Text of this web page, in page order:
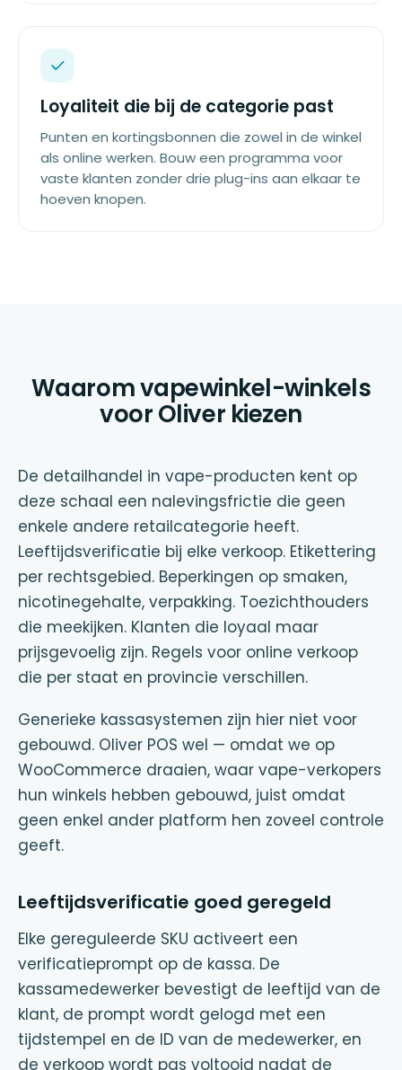
Loyaliteit die bij de categorie past
Punten en kortingsbonnen die zowel in de winkel
als online werken. Bouw een programma voor
vaste klanten zonder drie plug-ins aan elkaar te
hoeven knopen.
Waarom vapewinkel-winkels
voor Oliver kiezen
De detailhandel in vape-producten kent op
deze schaal een nalevingsfrictie die geen
enkele andere retailcategorie heeft.
Leeftijdsverificatie bij elke verkoop. Etikettering
per rechtsgebied. Beperkingen op smaken,
nicotinegehalte, verpakking. Toezichthouders
die meekijken. Klanten die loyaal maar
prijsgevoelig zijn. Regels voor online verkoop
die per staat en provincie verschillen.
Generieke kassasystemen zijn hier niet voor
gebouwd. Oliver POS wel — omdat we op
WooCommerce draaien, waar vape-verkopers
hun winkels hebben gebouwd, juist omdat
geen enkel ander platform hen zoveel controle
geeft.
Leeftijdsverificatie goed geregeld
Elke gereguleerde SKU activeert een
verificatieprompt op de kassa. De
kassamedewerker bevestigt de leeftijd van de
klant, de prompt wordt gelogd met een
tijdstempel en de ID van de medewerker, en
de verkoop wordt pas voltooid nadat de